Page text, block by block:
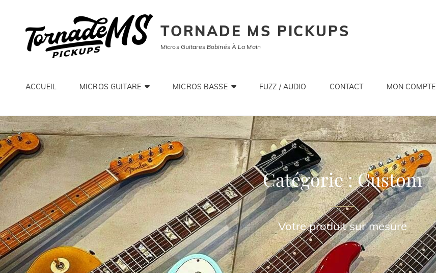
TORNADE MS PICKUPS
Micros Guitares Bobinés À La Main
ACCUEIL MICROS GUITARE MICROS BASSE FUZZ / AUDIO CONTACT MON COMPTE
Catégorie :Custom
Votre produit sur mesure